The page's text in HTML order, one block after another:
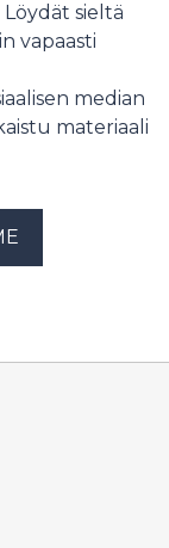
sieltä
vapaasti
median
materiaali